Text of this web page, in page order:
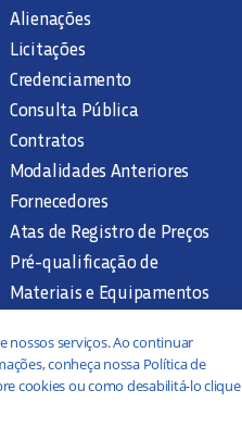
Alienações
Licitações
Credenciamento
Consulta Pública
Contratos
Modalidades Anteriores
Fornecedores
Atas de Registro de Preços
Pré-qualificação de
Materiais e Equipamentos
Documentação Interna
nossos serviços. Ao continuar
conheça nossa Política de
cookies ou como desabilitá-lo clique